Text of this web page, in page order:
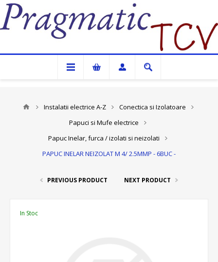
Pragmatic TCV
Instalatii electrice A-Z
Conectica si Izolatoare
Papuci si Mufe electrice
Papuc Inelar, furca / izolati si neizolati
PAPUC INELAR NEIZOLAT M 4/ 2.5MMP - 6BUC -
PREVIOUS PRODUCT NEXT PRODUCT
In Stoc